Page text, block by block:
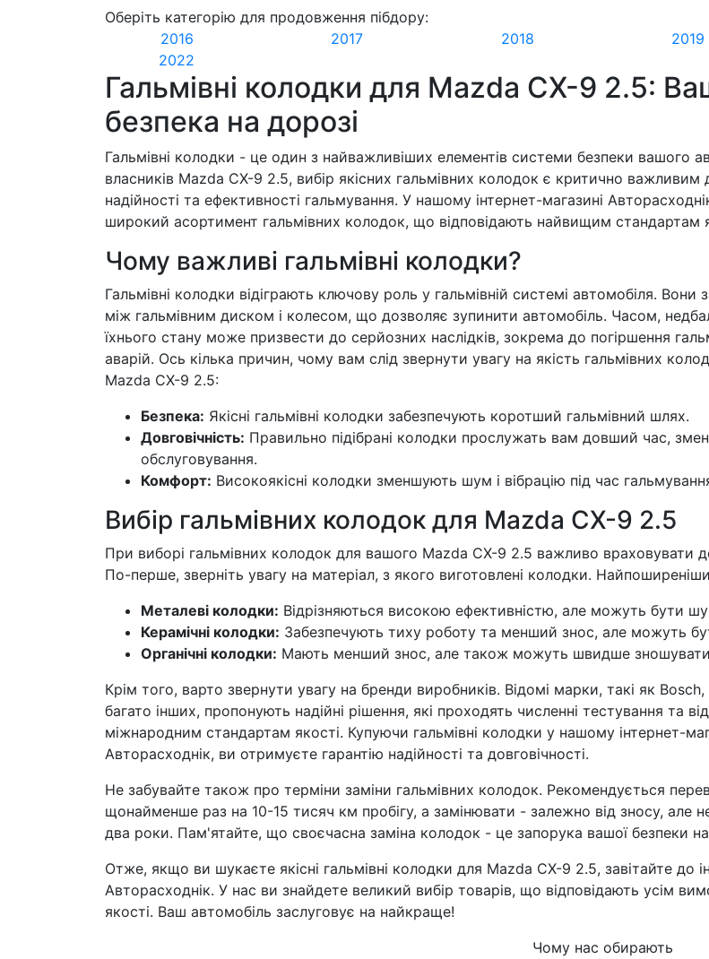
Оберіть категорію для продовження пібдору:
2016
2017 2018 2019
2022
Гальмівні колодки для Mazda CX-9 2.5:
безпека на дорозі
Гальмівні колодки - це один з найважливіших елементів системи безпеки вашого
власників Mazda CX-9 2.5, вибір якісних гальмівних колодок є критично важливим
надійності та ефективності гальмування. У нашому інтернет-магазині
широкий асортимент гальмівних колодок, що відповідають найвищим стандартам
Чому важливі гальмівні колодки?
Гальмівні колодки відіграють ключову роль у гальмівній системі автомобіля. Вони
між гальмівним диском і колесом, що дозволяє зупинити автомобіль. Часом,
їхнього стану може призвести до серйозних наслідків, зокрема до погіршення
аварій. Ось кілька причин, чому вам слід звернути увагу на якість гальмівних
Mazda CX-9 2.5:
Безпека: Якісні гальмівні колодки забезпечують коротший гальмівний шлях.
Довговічність: Правильно підібрані колодки прослужать вам довший час,
обслуговування.
Комфорт: Високоякісні колодки зменшують шум і вібрацію під час
Вибір гальмівних колодок для Mazda CX-9 2.5
При виборі гальмівних колодок для вашого Mazda CX-9 2.5 важливо враховувати
По-перше, зверніть увагу на матеріал, з якого виготовлені колодки.
Металеві колодки: Відрізняються високою ефективністю, але можуть бути
Керамічні колодки: Забезпечують тиху роботу та менший знос, але можуть
Органічні колодки: Мають менший знос, але також можуть швидше
Крім того, варто звернути увагу на бренди виробників. Відомі марки, такі як Bosch,
багато інших, пропонують надійні рішення, які проходять численні тестування та
міжнародним стандартам якості. Купуючи гальмівні колодки у нашому інтернет-
Авторасходнік, ви отримуєте гарантію надійності та довговічності.
Не забувайте також про терміни заміни гальмівних колодок. Рекомендується
щонайменше раз на 10-15 тисяч км пробігу, а замінювати - залежно від зносу, але
два роки. Пам'ятайте, що своєчасна заміна колодок - це запорука вашої безпеки на
Отже, якщо ви шукаєте якісні гальмівні колодки для Mazda CX-9 2.5, завітайте до
Авторасходнік. У нас ви знайдете великий вибір товарів, що відповідають усім
якості. Ваш автомобіль заслуговує на найкраще!
Чому нас обирають